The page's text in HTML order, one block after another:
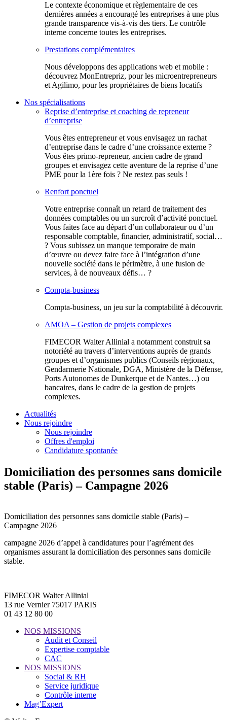
Le contexte économique et règlementaire de ces
dernières années a encouragé les entreprises à une plus
grande transparence vis-à-vis des tiers. Le contrôle
interne concerne toutes les entreprises.
Prestations complémentaires
Nous développons des applications web et mobile :
découvrez MonEntrepriz, pour les microentrepreneurs
et Agilimo, pour les propriétaires de biens locatifs
Nos spécialisations
Reprise d’entreprise et coaching de repreneur
d’entreprise
Vous êtes entrepreneur et vous envisagez un rachat
d’entreprise dans le cadre d’une croissance externe ?
Vous êtes primo-repreneur, ancien cadre de grand
groupes et envisagez cette aventure de la reprise d’une
PME pour la 1ère fois ? Ne restez pas seuls !
Renfort ponctuel
Votre entreprise connaît un retard de traitement des
données comptables ou un surcroît d’activité ponctuel.
Vous faites face au départ d’un collaborateur ou d’un
responsable comptable, financier, administratif, social…
? Vous subissez un manque temporaire de main
d’œuvre ou devez faire face à l’intégration d’une
nouvelle société dans le périmètre, à une fusion de
services, à de nouveaux défis… ?
Compta-business
Compta-business, un jeu sur la comptabilité à découvrir.
AMOA – Gestion de projets complexes
FIMECOR Walter Allinial a notamment construit sa
notoriété au travers d’interventions auprès de grands
groupes et d’organismes publics (Conseils régionaux,
Gendarmerie Nationale, DGA, Ministère de la Défense,
Ports Autonomes de Dunkerque et de Nantes…) ou
bancaires, dans le cadre de la gestion de projets
complexes.
Actualités
Nous rejoindre
Nous rejoindre
Offres d'emploi
Candidature spontanée
Domiciliation des personnes sans domicile
stable (Paris) – Campagne 2026
Domiciliation des personnes sans domicile stable (Paris) –
Campagne 2026
campagne 2026 d’appel à candidatures pour l’agrément des
organismes assurant la domiciliation des personnes sans domicile
stable.
FIMECOR Walter Allinial
13 rue Vernier 75017 PARIS
01 43 12 80 00
NOS MISSIONS
Audit et Conseil
Expertise comptable
CAC
NOS MISSIONS
Social & RH
Service juridique
Contrôle interne
Mag’Expert